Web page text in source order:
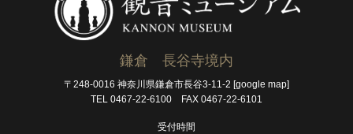
鎌倉 長谷寺境内
〒248-0016 神奈川県鎌倉市長谷3-11-2 [google map]
TEL 0467-22-6100 FAX 0467-22-6101
受付時間